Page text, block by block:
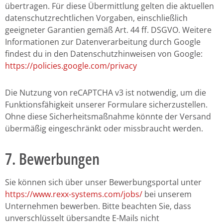
übertragen. Für diese Übermittlung gelten die aktuellen
datenschutzrechtlichen Vorgaben, einschließlich
geeigneter Garantien gemäß Art. 44 ff. DSGVO. Weitere
Informationen zur Datenverarbeitung durch Google
findest du in den Datenschutzhinweisen von Google:
https://policies.google.com/privacy
Die Nutzung von reCAPTCHA v3 ist notwendig, um die
Funktionsfähigkeit unserer Formulare sicherzustellen.
Ohne diese Sicherheitsmaßnahme könnte der Versand
übermäßig eingeschränkt oder missbraucht werden.
7. Bewerbungen
Sie können sich über unser Bewerbungsportal unter
https://www.rexx-systems.com/jobs/ bei unserem
Unternehmen bewerben. Bitte beachten Sie, dass
unverschlüsselt übersandte E-Mails nicht